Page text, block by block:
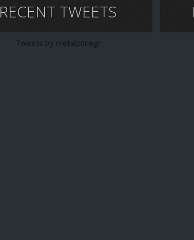
RECENT TWEETS
Tweets by metalzonegr